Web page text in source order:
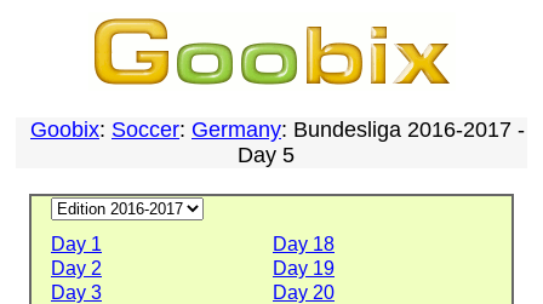
Goobix: Soccer: Germany: Bundesliga 2016-2017 -
Day 5
Day 1
Day 18
Day 2
Day 19
Day 3
Day 20